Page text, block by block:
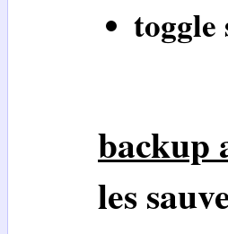
toggle
backup
les